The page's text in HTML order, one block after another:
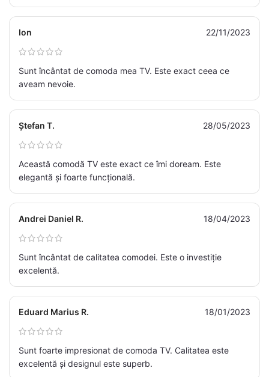
Ion 22/11/2023
Sunt încântat de comoda mea TV. Este exact ceea ce
aveam nevoie.
Ștefan T. 28/05/2023
Această comodă TV este exact ce îmi doream. Este
elegantă și foarte funcțională.
Andrei Daniel R. 18/04/2023
Sunt încântat de calitatea comodei. Este o investiție
excelentă.
Eduard Marius R. 18/01/2023
Sunt foarte impresionat de comoda TV. Calitatea este
excelentă și designul este superb.